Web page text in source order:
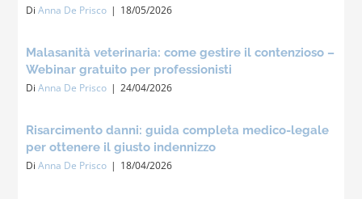
DiAnna De Prisco | 18/05/2026
Malasanità veterinaria: come gestire il contenzioso –
Webinar gratuito per professionisti
DiAnna De Prisco | 24/04/2026
Risarcimento danni: guida completa medico-legale
per ottenere il giusto indennizzo
DiAnna De Prisco | 18/04/2026